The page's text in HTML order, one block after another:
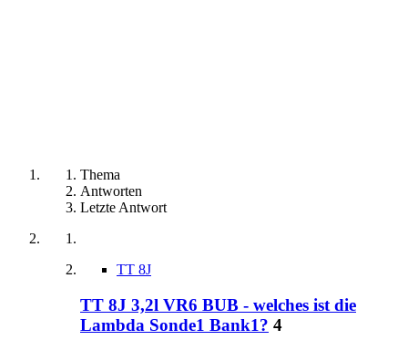
Thema
Antworten
Letzte Antwort
TT 8J
TT 8J 3,2l VR6 BUB - welches ist die
Lambda Sonde1 Bank1? 4